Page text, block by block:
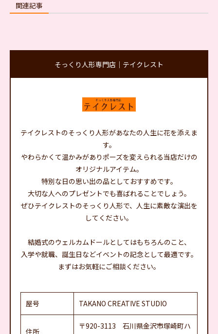
関連記事
そっくり人形専門店｜テイクレスト
テイクレストのそっくり人形があなたの人生に花を添えま
す。
やわらかくて温かみがありポーズを変えられる当店だけの
オリジナルアイテム。
特別な日の思い出の品としておすすめです。
大切な人へのプレゼントでも喜ばれることでしょう。
ぜひテイクレストのそっくり人形で、人生に素敵な演出を
してください。
結婚式のウェルカムドールとしてはもちろんのこと、
入学や就職、誕生日などイベントの記念として最適です。
まずはお気軽にご相談ください。
屋号 TAKANO CREATIVE STUDIO
住所
〒920-3113 石川県金沢市塚崎町ハ